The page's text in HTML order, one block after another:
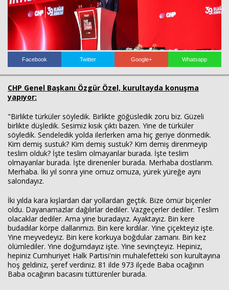
Facebook Twitter Google+ Whatsapp
CHP Genel Başkanı Özgür Özel, kurultayda konuşma
yapıyor:
"Birlikte türküler söyledik. Birlikte göğüsledik zoru biz. Güzeli
birlikte düşledik. Sesimiz kısık çıktı bazen. Yine de türküler
söyledik. Sendeledik yolda ilerlerken ama hiç geriye dönmedik.
Kim demiş sustuk? Kim demiş sustuk? Kim demiş direnmeyip
teslim olduk? İşte teslim olmayanlar burada. İşte teslim
olmayanlar burada. İşte direnenler burada. Merhaba dostlarım.
Merhaba. İki yıl sonra yine omuz omuza, yürek yüreğe aynı
salondayız.
İki yılda kara kışlardan dar yollardan geçtik. Bize ömür biçenler
oldu. Dayanamazlar dağılırlar dediler. Vazgeçerler dediler. Teslim
olacaklar dediler. Ama yine buradayız. Ayaktayız. Bin kere
budadılar körpe dallarımızı. Bin kere kırdılar. Yine çiçekteyiz işte.
Yine meyvedeyiz. Bin kere korkuya boğdular zamanı. Bin kez
ölümlediler. Yine doğumdayız işte. Yine sevinçteyiz. Hepiniz,
hepiniz Cumhuriyet Halk Partisi'nin muhalefetteki son kurultayına
hoş geldiniz, şeref verdiniz. 81 ilde 973 ilçede Baba ocağının
Baba ocağının bacasını tüttürenler burada.